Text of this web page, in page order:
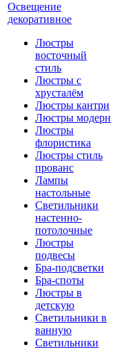
Освещение
декоративное
Люстры
восточный
стиль
Люстры с
хрусталём
Люстры кантри
Люстры модерн
Люстры
флористика
Люстры стиль
прованс
Лампы
настольные
Светильники
настенно-
потолочные
Люстры
подвесы
Бра-подсветки
Бра-споты
Люстры в
детскую
Светильники в
ванную
Светильники